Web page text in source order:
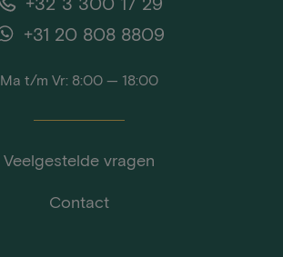
+31 20 808 8809
Ma t/m Vr: 8:00 — 18:00
Veelgestelde vragen
Contact